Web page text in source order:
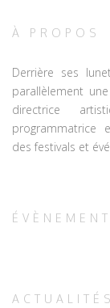
À PROPOS
Derrière ses
parallèlement
directrice
programmatrice
des festivals et